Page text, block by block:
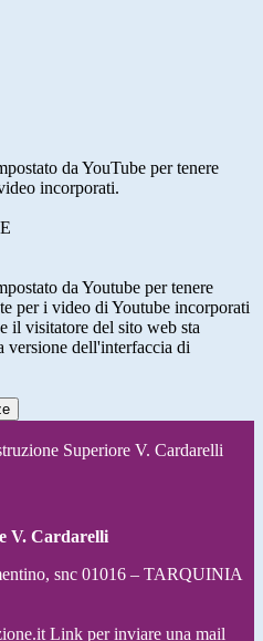
da YouTube per tenere
incorporati.
da Youtube per tenere
per i video di Youtube incorporati
il visitatore del sito web sta
versione dell'interfaccia di
Superiore V. Cardarelli
V. Cardarelli
snc 01016 – TARQUINIA
Link per inviare una mail